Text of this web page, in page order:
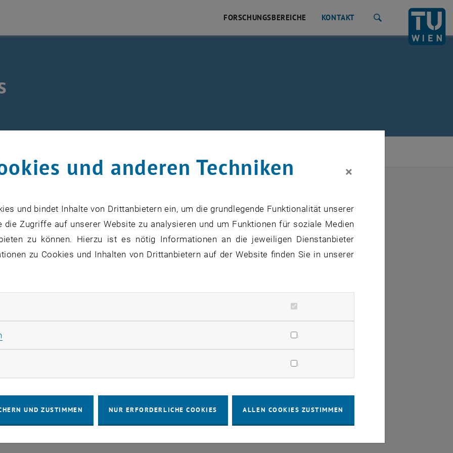
FORSCHUNGSBEREICHE KONTAKT
360 Grad"
Lab", in welchem wir die…
und anderen Techniken ×
und bindet Inhalte von Drittanbietern ein, um die grundlegende Funktionalität unserer
Zugriffe auf unserer Website zu analysieren und um Funktionen für soziale Medien
zu können. Hierzu ist es nötig Informationen an die jeweiligen Dienstanbieter
zu Cookies und Inhalten von Drittanbietern auf der Website finden Sie in unserer
Cookies zulassen
UND ZUSTIMMEN NUR ERFORDERLICHE COOKIES ALLEN COOKIES ZUSTIMMEN